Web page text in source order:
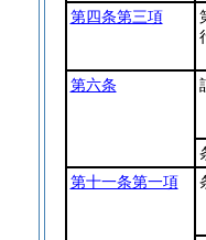
第四条第三項
第六条
第十一条第一項